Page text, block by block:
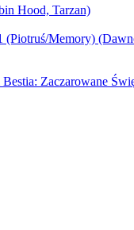
Hood, Tarzan)
Memory)
Zaczarowane